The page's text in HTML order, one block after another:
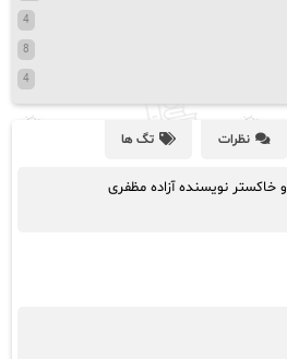
4
8
4
نظرات تگ ها
خاکستر نویسنده آزاده مظفری